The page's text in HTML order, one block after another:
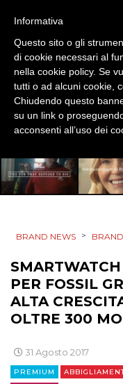
PROMOZIONI
PRODOTTI
PUNTI VENDITA
STRATEGIE
CINEMA
EDITORIA
BRAND NEWS > BRAND
PER FOSSIL
ALTA
OLTRE 300
31 Agosto 2017
PREMIUM
Informativa
Questo sito o gli
di cookie necessari al
nella cookie policy. Se
tutti o ad alcuni cookie,
Chiudendo questo
su un link o
acconsenti all’uso dei